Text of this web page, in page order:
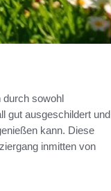
durch sowohl
gut ausgeschildert und
kann. Diese
inmitten von